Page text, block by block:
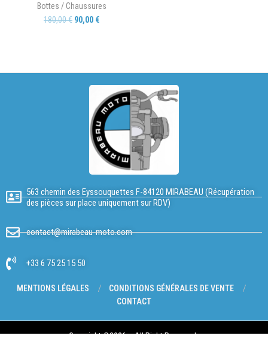
Bottes / Chaussures
180,00€ 90,00 €
563 chemin des Eyssouquettes F-84120 MIRABEAU (Récupération
des pièces sur place uniquement sur RDV)
contact@mirabeau-moto.com
+33 6 75 25 15 50
MENTIONS LÉGALES
CONDITIONS GÉNÉRALES DE VENTE
CONTACT
Copyright @2026 – All Right Reserved.